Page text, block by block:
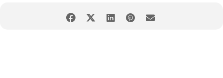
απέσπασε Β’ Βραβείο. Έχει παρακολουθήσει πολλά σεμινάρια,